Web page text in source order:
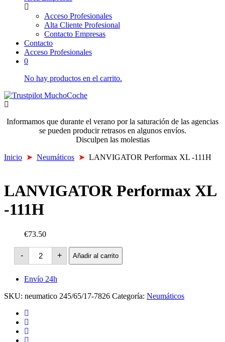
Acceso Profesionales
Alta Cliente Profesional
Contacto Empresas
Contacto
Acceso Profesionales
0
No hay productos en el carrito.
Informamos que durante el verano por la saturación de las agencias
se pueden producir retrasos en algunos envíos.
Disculpen las molestias
Inicio ➤ Neumáticos ➤ LANVIGATOR Performax XL -111H
LANVIGATOR Performax XL
-111H
€73.50
-
LANVIGATOR
Performax
XL
-111H
cantidad
+ Añadir al carrito
Envío 24h
SKU: neumatico 245/65/17-7826 Categoría: Neumáticos